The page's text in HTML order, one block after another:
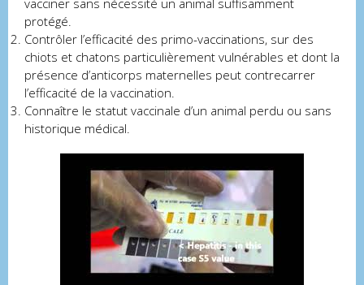
vacciner sans nécessité un animal suffisamment
protégé.
Contrôler l’efficacité des primo-vaccinations, sur des
chiots et chatons particulièrement vulnérables et dont la
présence d’anticorps maternelles peut contrecarrer
l’efficacité de la vaccination.
Connaître le statut vaccinale d’un animal perdu ou sans
historique médical.